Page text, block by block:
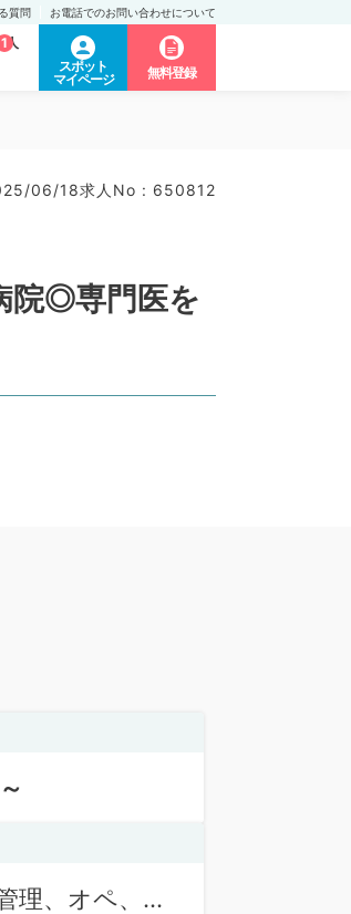
質問 お電話でのお問い合わせについて
人
1
スポット
マイページ
無料登録
06/18求人No : 650812
院◎専門医を
理、オペ、そ